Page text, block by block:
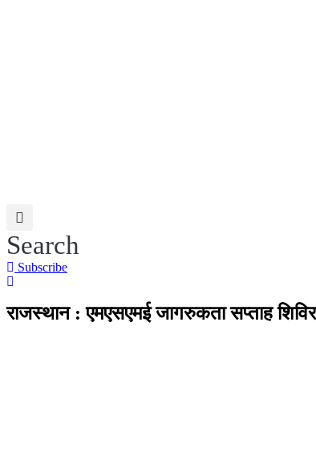
Search
Subscribe
राजस्थान : एमएसएमई जागरुकता सप्ताह